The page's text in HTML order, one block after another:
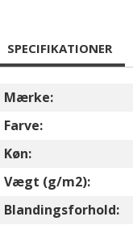
SPECIFIKATIONER
Mærke:
Farve:
Køn:
Vægt (g/m2):
Blandingsforhold: